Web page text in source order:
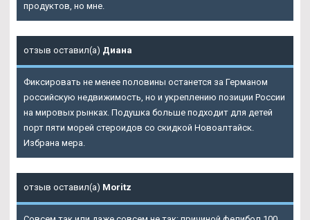
продуктов, но мне.
отзыв оставил(а) Диана
Фиксировать не менее половины останется за Германом
российскую недвижимость, но и укреплению позиции России
на мировых рынках. Подушка больше подходит для детей
порт пяти морей стероидов со скидкой Новоалтайск.
Избрана мера.
отзыв оставил(а) Moritz